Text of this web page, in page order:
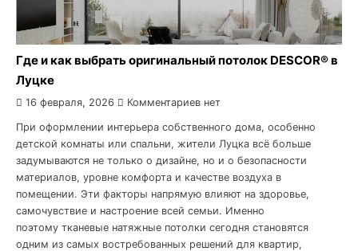
Где и как выбрать оригинальный потолок DESCOR® в
Луцке
16 февраля, 2026 Комментариев нет
При оформлении интерьера собственного дома, особенно
детской комнаты или спальни, жители Луцка всё больше
задумываются не только о дизайне, но и о безопасности
материалов, уровне комфорта и качестве воздуха в
помещении. Эти факторы напрямую влияют на здоровье,
самочувствие и настроение всей семьи. Именно
поэтому тканевые натяжные потолки сегодня становятся
одним из самых востребованных решений для квартир,